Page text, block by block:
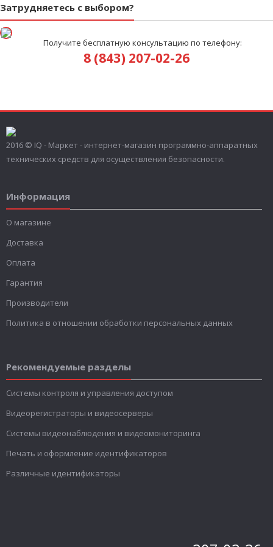
Затрудняетесь с выбором?
Получите бесплатную консультацию по телефону:
8 (843) 207-02-26
2016 © IQ - Маркет - интернет-магазин программно-аппаратных
технических средств для осуществления безопасности.
Информация
О магазине
Доставка
Оплата
Гарантия
Производители
Политика в отношении обработки персональных данных
Рекомендуемые разделы
Системы контроля и управления доступом
Видеорегистраторы и видеосерверы
Системы видеонаблюдения и видеомониторинга
Печать и оформление идентификаторов
Различные идентификаторы